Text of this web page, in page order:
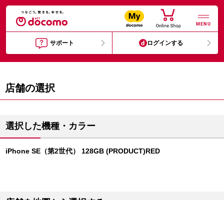
MENU
サポート ログインする
店舗の選択
選択した機種・カラー
iPhone SE（第2世代） 128GB (PRODUCT)RED